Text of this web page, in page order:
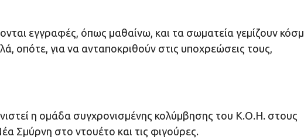
εγγραφές, όπως μαθαίνω, και τα σωματεία γεμίζουν
οπότε, για να ανταποκριθούν στις υποχρεώσεις τους,
η ομάδα συγχρονισμένης κολύμβησης του Κ.Ο.Η. στους
Σμύρνη στο ντουέτο και τις φιγούρες.